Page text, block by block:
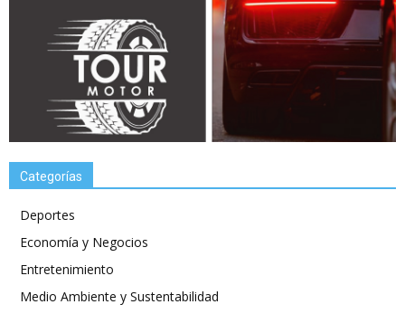
Categorías
Deportes
Economía y Negocios
Entretenimiento
Medio Ambiente y Sustentabilidad